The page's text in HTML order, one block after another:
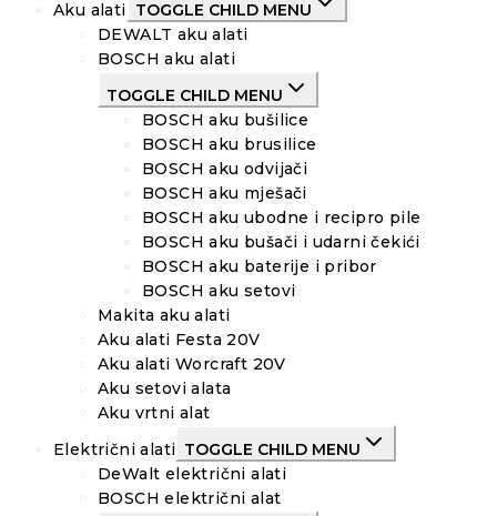
Aku alati TOGGLE CHILD MENU
DEWALT aku alati
BOSCH aku alati
TOGGLE CHILD MENU
BOSCH aku bušilice
BOSCH aku brusilice
BOSCH aku odvijači
BOSCH aku mješači
BOSCH aku ubodne i recipro pile
BOSCH aku bušači i udarni čekići
BOSCH aku baterije i pribor
BOSCH aku setovi
Makita aku alati
Aku alati Festa 20V
Aku alati Worcraft 20V
Aku setovi alata
Aku vrtni alat
Električni alati TOGGLE CHILD MENU
DeWalt električni alati
BOSCH električni alat